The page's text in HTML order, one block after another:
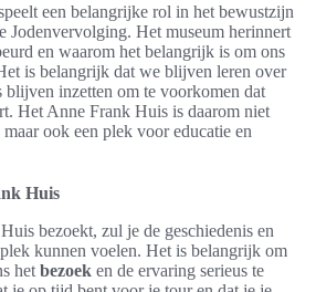
een belangrijke rol in het bewustzijn
Jodenvervolging. Het museum herinnert
en waarom het belangrijk is om ons
is belangrijk dat we blijven leren over
blijven inzetten om te voorkomen dat
Het Anne Frank Huis is daarom niet
ook een plek voor educatie en
Huis
bezoekt, zul je de geschiedenis en
kunnen voelen. Het is belangrijk om
het bezoek en de ervaring serieus te